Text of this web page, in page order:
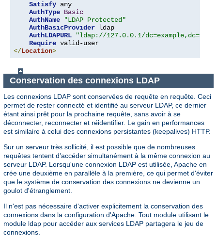
Satisfy any
AuthType Basic
AuthName
"LDAP Protected"
AuthBasicProvider ldap
AuthLDAPURL
"ldap://127.0.0.1/
Require
</Location>
Conservation des connexions LDAP
Les connexions LDAP sont conservées de requête en requête. Ceci
permet de rester connecté et identifié au serveur LDAP, ce dernier
étant ainsi prêt pour la prochaine requête, sans avoir à se
déconnecter, reconnecter et réidentifier. Le gain en performances
est similaire à celui des connexions persistantes (keepalives) HTTP.
Sur un serveur très sollicité, il est possible que de nombreuses
requêtes tentent d'accéder simultanément à la même connexion au
serveur LDAP. Lorsqu'une connexion LDAP est utilisée, Apache en
crée une deuxième en parallèle à la première, ce qui permet d'éviter
que le système de conservation des connexions ne devienne un
goulot d'étranglement.
Il n'est pas nécessaire d'activer explicitement la conservation des
connexions dans la configuration d'Apache. Tout module utilisant le
module ldap pour accéder aux services LDAP partagera le jeu de
connexions.